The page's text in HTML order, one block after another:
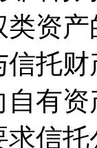
资
托
自有
信